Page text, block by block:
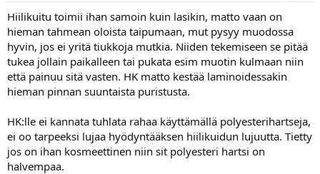
Hiilikuitu toimii ihan samoin kuin lasikin, matto vaan on
hieman tahmean oloista taipumaan, mut pysyy muodossa
hyvin, jos ei yritä tiukkoja mutkia. Niiden tekemiseen se pitää
tukea jollain paikalleen tai pukata esim muotin kulmaan niin
että painuu sitä vasten. HK matto kestää laminoidessakin
hieman pinnan suuntaista puristusta.
HK:lle ei kannata tuhlata rahaa käyttämällä polyesterihartseja,
ei oo tarpeeksi lujaa hyödyntääksen hiilikuidun lujuutta. Tietty
jos on ihan kosmeettinen niin sit polyesteri hartsi on
halvempaa.